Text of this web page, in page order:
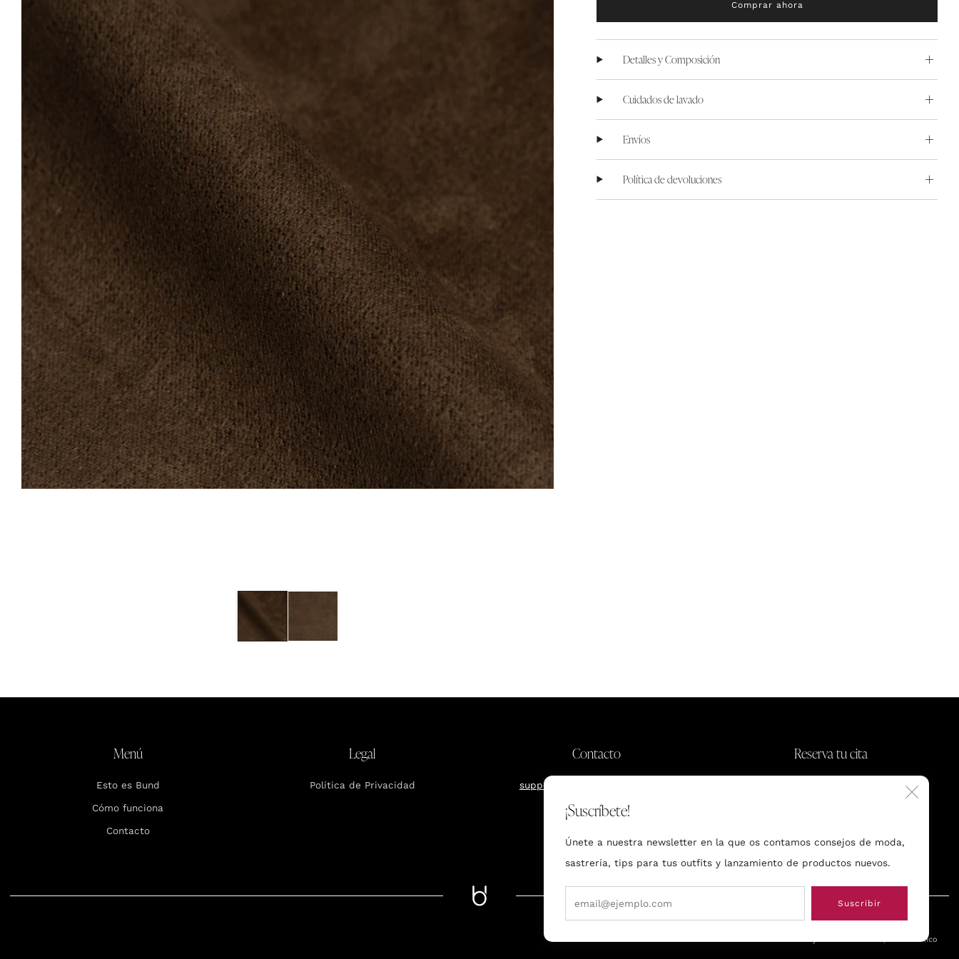
¡Suscríbete!
Únete a nuestra newsletter en la que os contamos consejos de moda,
sastrería, tips para tus outfits y lanzamiento de productos nuevos.
Suscribir
Comprar ahora
Detalles y Composición
Cuidados de lavado
Envíos
Política de devoluciones
Menú
Esto es Bund
Cómo funciona
Contacto
Legal
Política de Privacidad
Contacto
support.mx@bundcompany.com
Reserva tu cita
© 2026, Bund Mexico